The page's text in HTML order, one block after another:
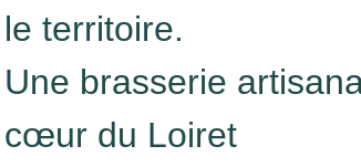
le territoire.
Une brasserie
cœur du Loiret